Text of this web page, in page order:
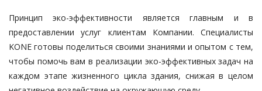
Принцип эко-эффективности является главным и в
предоставлении услуг клиентам Компании. Специалисты
KONE готовы поделиться своими знаниями и опытом с тем,
чтобы помочь вам в реализации эко-эффективных задач на
каждом этапе жизненного цикла здания, снижая в целом